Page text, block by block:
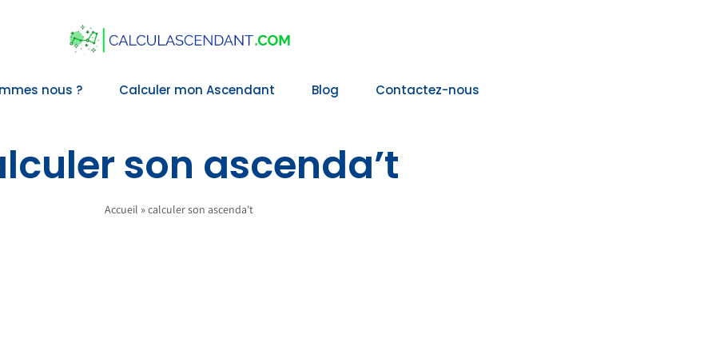
nous ? Calculer mon Ascendant Blog Contactez-nous
son ascenda’t
Accueil »calculer son ascenda't